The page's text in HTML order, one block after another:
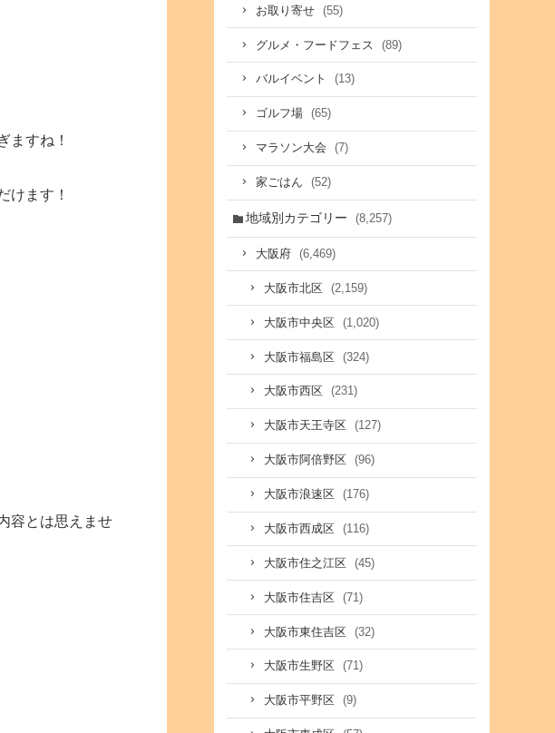
ますね！
けます！
容とは思えませ
お取り寄せ (55)
グルメ・フードフェス (89)
バルイベント (13)
ゴルフ場 (65)
マラソン大会 (7)
家ごはん (52)
地域別カテゴリー (8,257)
大阪府 (6,469)
大阪市北区 (2,159)
大阪市中央区 (1,020)
大阪市福島区 (324)
大阪市西区 (231)
大阪市天王寺区 (127)
大阪市阿倍野区 (96)
大阪市浪速区 (176)
大阪市西成区 (116)
大阪市住之江区 (45)
大阪市住吉区 (71)
大阪市東住吉区 (32)
大阪市生野区 (71)
大阪市平野区 (9)